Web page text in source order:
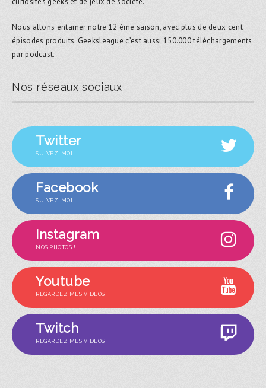
Nous allons entamer notre 12 ème saison, avec plus de deux cent
épisodes produits. Geeksleague c’est aussi 150.000 téléchargements
par podcast.
Nos réseaux sociaux
Twitter
SUIVEZ-MOI !
Facebook
SUIVEZ-MOI !
Instagram
NOS PHOTOS !
Youtube
REGARDEZ MES VIDÉOS !
Twitch
REGARDEZ MES VIDÉOS !